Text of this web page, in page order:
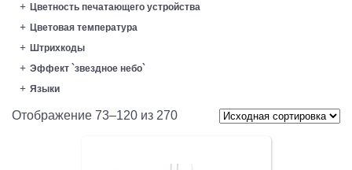
Цветность печатающего устройства
Цветовая температура
Штрихкоды
Эффект `звездное небо`
Языки
Отображение 73–120 из 270